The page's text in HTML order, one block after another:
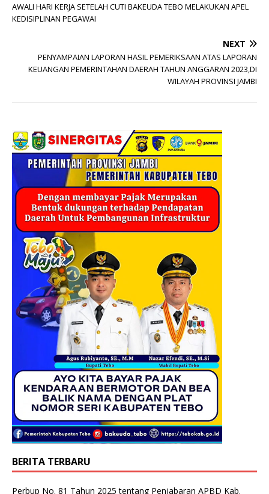
AWALI HARI KERJA SETELAH CUTI BAKEUDA TEBO MELAKUKAN APEL
KEDISIPLINAN PEGAWAI
NEXT
PENYAMPAIAN LAPORAN HASIL PEMERIKSAAN ATAS LAPORAN
KEUANGAN PEMERINTAHAN DAERAH TAHUN ANGGARAN 2023,DI
WILAYAH PROVINSI JAMBI
BERITA TERBARU
Perbup No. 81 Tahun 2025 tentang Penjabaran APBD Kab.